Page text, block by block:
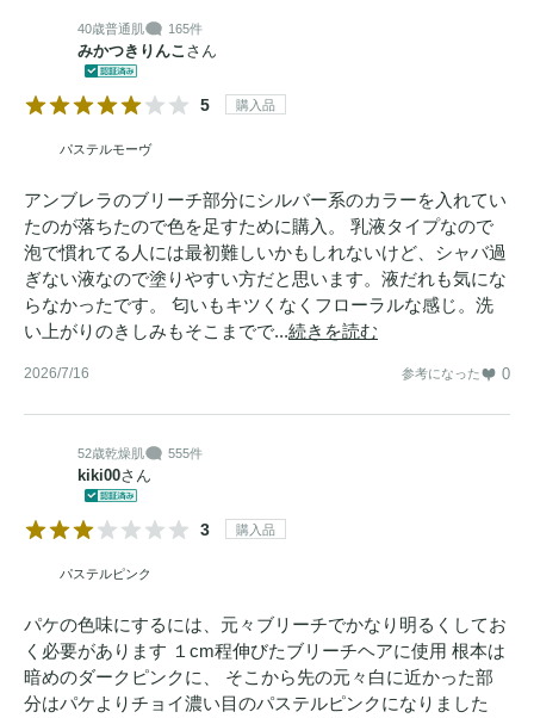
40歳普通肌 165件
みかつきりんこ さん
5 購入品
パステルモーヴ
アンブレラのブリーチ部分にシルバー系のカラーを入れてい
たのが落ちたので色を足すために購入。 乳液タイプなので
泡で慣れてる人には最初難しいかもしれないけど、シャバ過
ぎない液なので塗りやすい方だと思います。液だれも気にな
らなかったです。 匂いもキツくなくフローラルな感じ。洗
い上がりのきしみもそこまでで...続きを読む
2026/7/16 参考になった 0
52歳乾燥肌 555件
kiki00さん
3 購入品
パステルピンク
パケの色味にするには、元々ブリーチでかなり明るくしてお
く必要があります １cm程伸びたブリーチヘアに使用 根本は
暗めのダークピンクに、 そこから先の元々白に近かった部
分はパケよりチョイ濃い目のパステルピンクになりました